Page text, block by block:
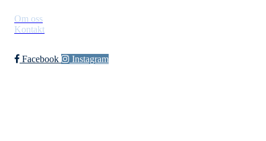
Om oss
Kontakt
Facebook Instagram